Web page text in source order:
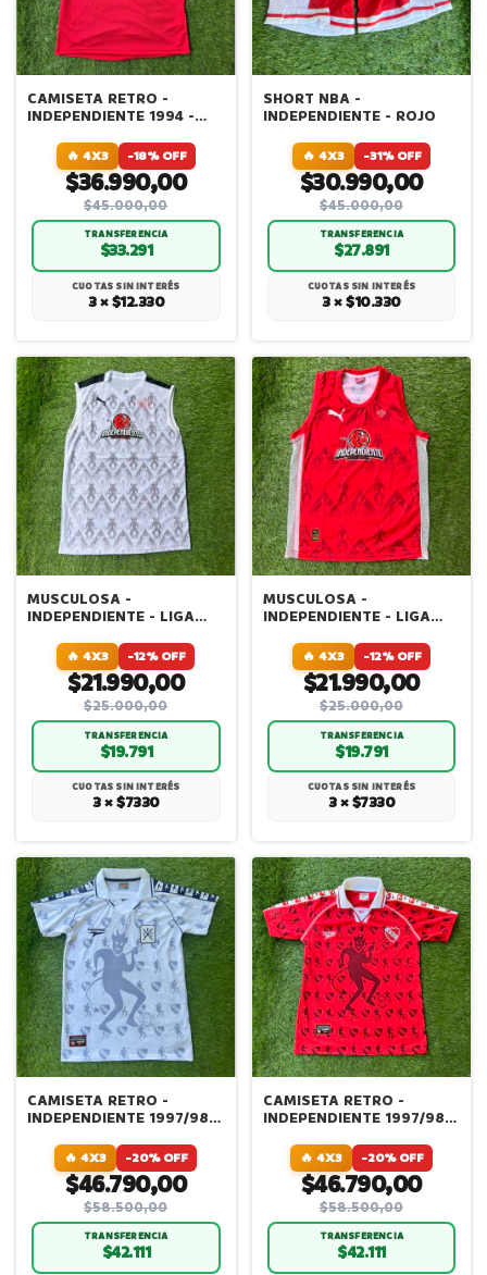
CAMISETA RETRO -
INDEPENDIENTE 1994 -
🔥 4X3 -18% OFF
$36.990,00
$45.000,00
TRANSFERENCIA
$33.291
CUOTAS SIN INTERÉS
3 × $12.330
SHORT NBA -
INDEPENDIENTE - ROJO
🔥 4X3 -31% OFF
$30.990,00
$45.000,00
TRANSFERENCIA
$27.891
CUOTAS SIN INTERÉS
3 × $10.330
MUSCULOSA -
INDEPENDIENTE - LIGA
🔥 4X3 -12% OFF
$21.990,00
$25.000,00
TRANSFERENCIA
$19.791
CUOTAS SIN INTERÉS
3 × $7330
MUSCULOSA -
INDEPENDIENTE - LIGA
🔥 4X3 -12% OFF
$21.990,00
$25.000,00
TRANSFERENCIA
$19.791
CUOTAS SIN INTERÉS
3 × $7330
CAMISETA RETRO -
INDEPENDIENTE 1997/98 -
🔥 4X3 -20% OFF
$46.790,00
$58.500,00
TRANSFERENCIA
$42.111
CAMISETA RETRO -
INDEPENDIENTE 1997/98 -
🔥 4X3 -20% OFF
$46.790,00
$58.500,00
TRANSFERENCIA
$42.111